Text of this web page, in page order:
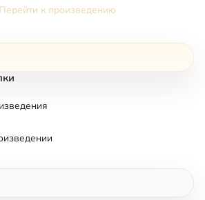
Перейти к произведению